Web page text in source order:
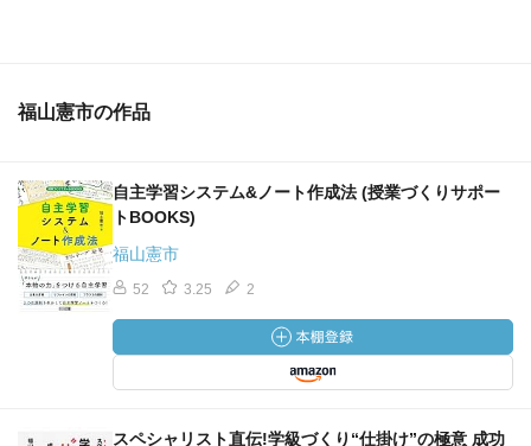
福山憲市の作品
自主学習システム&ノート作成法 (授業づくりサポー
トBOOKS)
福山憲市
52 3.25 2
スペシャリスト直伝!学級づくり“仕掛け”の極意 成功